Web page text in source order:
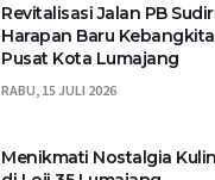
Revitalisasi Jalan PB
Harapan Baru
Pusat Kota Lumajang
RABU, 15 JULI 2026
Menikmati Nostalgia